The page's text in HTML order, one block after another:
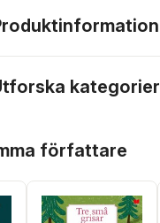
kategorier
författare